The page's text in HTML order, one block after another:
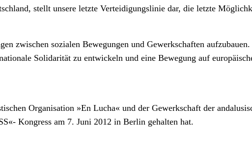
stellt unsere letzte Verteidigungslinie dar, die letzte
zwischen sozialen Bewegungen und Gewerkschaften
Solidarität zu entwickeln und eine Bewegung auf
Organisation »En Lucha« und der Gewerkschaft der
Kongress am 7. Juni 2012 in Berlin gehalten hat.